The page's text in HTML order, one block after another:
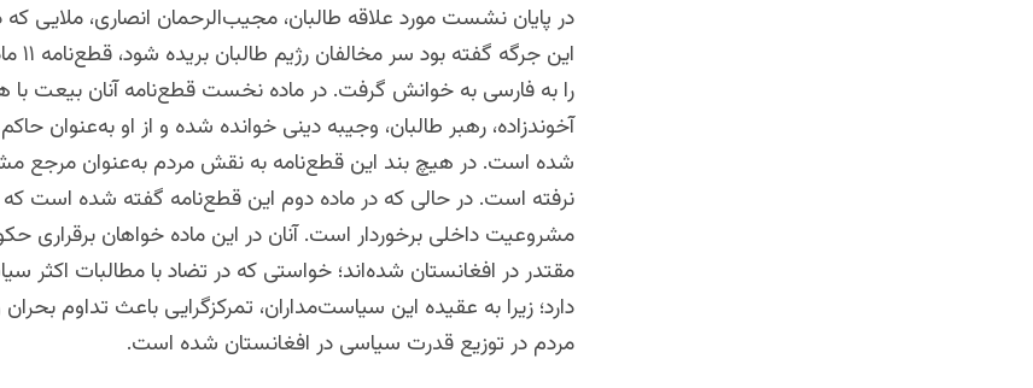
در پایان نشست مورد علاقه طالبان، مجیب‌الرحمان انصاری، ملایی
این
را به فارسی به خوانش گرفت. در ماده نخست قطع‌نامه آنان بیعت با
آخوندزاده، رهبر طالبان، وجیبه دینی خوانده شده و از او به‌عنوان
شده است. در هیچ بند این قطع‌نامه به نقش مردم به‌عنوان
نرفته است. در حالی که در ماده دوم این قطع‌نامه گفته شده است که
مشروعیت داخلی برخوردار است. آنان در این ماده خواهان برقراری
مقتدر در افغانستان شده‌اند؛ خواستی که در تضاد با مطالبات اکثر
دارد؛ زیرا به عقیده این سیاست‌مداران، تمرکزگرایی باعث تداوم
مردم در توزیع قدرت سیاسی در افغانستان شده است.